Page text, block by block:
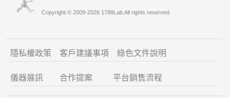
Copyright © 2009-2026 1788Lab.All rights reserved
隱私權政策 客戶建議事項 綠色文件說明
儀器展訊 合作提案 平台銷售流程